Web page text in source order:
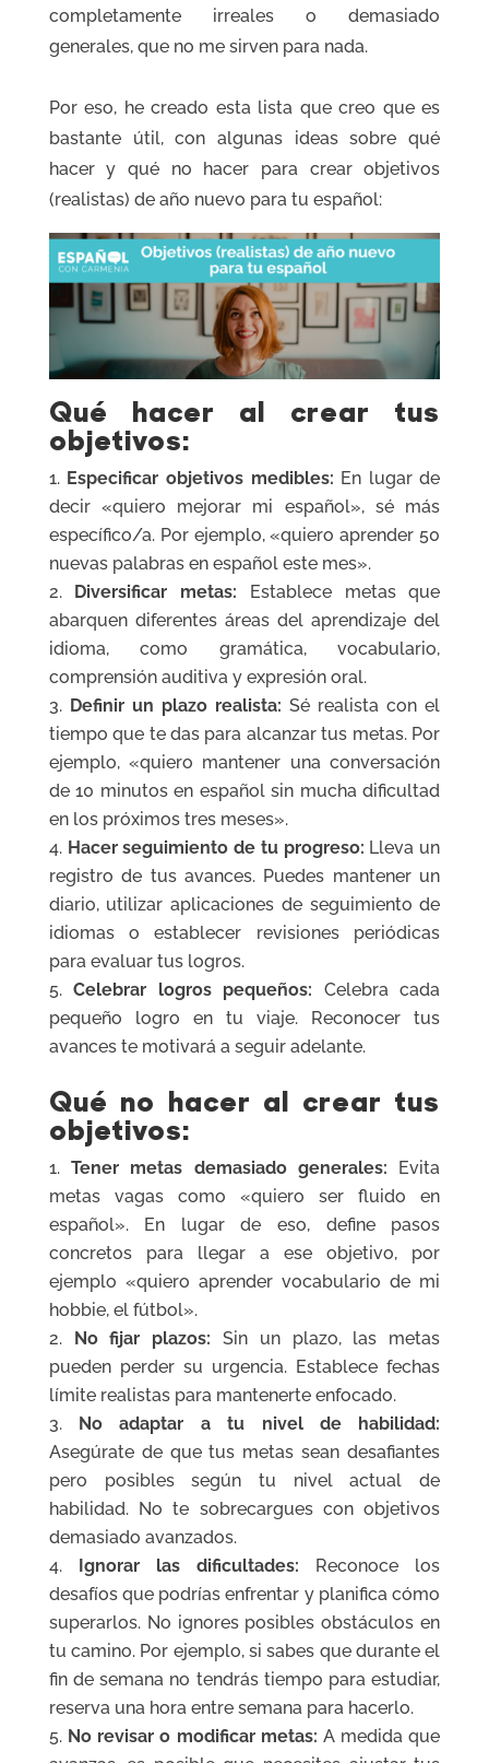
completamente irreales o demasiado
generales, que no me sirven para nada.
Por eso, he creado esta lista que creo que es
bastante útil, con algunas ideas sobre qué
hacer y qué no hacer para crear objetivos
(realistas) de año nuevo para tu español:
Qué hacer al crear tus
objetivos:
Especificar objetivos medibles: En lugar de
decir «quiero mejorar mi español», sé más
específico/a. Por ejemplo, «quiero aprender 50
nuevas palabras en español este mes».
Diversificar metas: Establece metas que
abarquen diferentes áreas del aprendizaje del
idioma, como gramática, vocabulario,
comprensión auditiva y expresión oral.
Definir un plazo realista: Sé realista con el
tiempo que te das para alcanzar tus metas. Por
ejemplo, «quiero mantener una conversación
de 10 minutos en español sin mucha dificultad
en los próximos tres meses».
Hacer seguimiento de tu progreso: Lleva un
registro de tus avances. Puedes mantener un
diario, utilizar aplicaciones de seguimiento de
idiomas o establecer revisiones periódicas
para evaluar tus logros.
Celebrar logros pequeños: Celebra cada
pequeño logro en tu viaje. Reconocer tus
avances te motivará a seguir adelante.
Qué no hacer al crear tus
objetivos:
Tener metas demasiado generales: Evita
metas vagas como «quiero ser fluido en
español». En lugar de eso, define pasos
concretos para llegar a ese objetivo, por
ejemplo «quiero aprender vocabulario de mi
hobbie, el fútbol».
No fijar plazos: Sin un plazo, las metas
pueden perder su urgencia. Establece fechas
límite realistas para mantenerte enfocado.
No adaptar a tu nivel de habilidad:
Asegúrate de que tus metas sean desafiantes
pero posibles según tu nivel actual de
habilidad. No te sobrecargues con objetivos
demasiado avanzados.
Ignorar las dificultades: Reconoce los
desafíos que podrías enfrentar y planifica cómo
superarlos. No ignores posibles obstáculos en
tu camino. Por ejemplo, si sabes que durante el
fin de semana no tendrás tiempo para estudiar,
reserva una hora entre semana para hacerlo.
No revisar o modificar metas: A medida que